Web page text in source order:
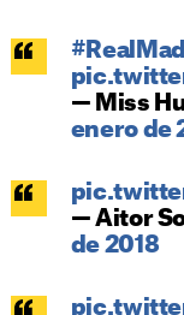
— Miss
enero de
— Aitor
de 2018